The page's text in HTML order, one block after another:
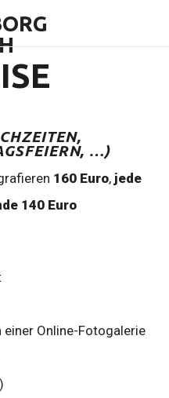
…)
160 Euro, jede
140 Euro
Online-Fotogalerie